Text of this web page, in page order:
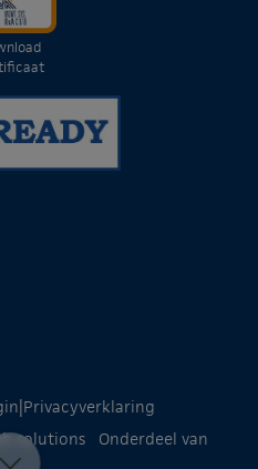
|Privacyverklaring
solutions
Onderdeel van